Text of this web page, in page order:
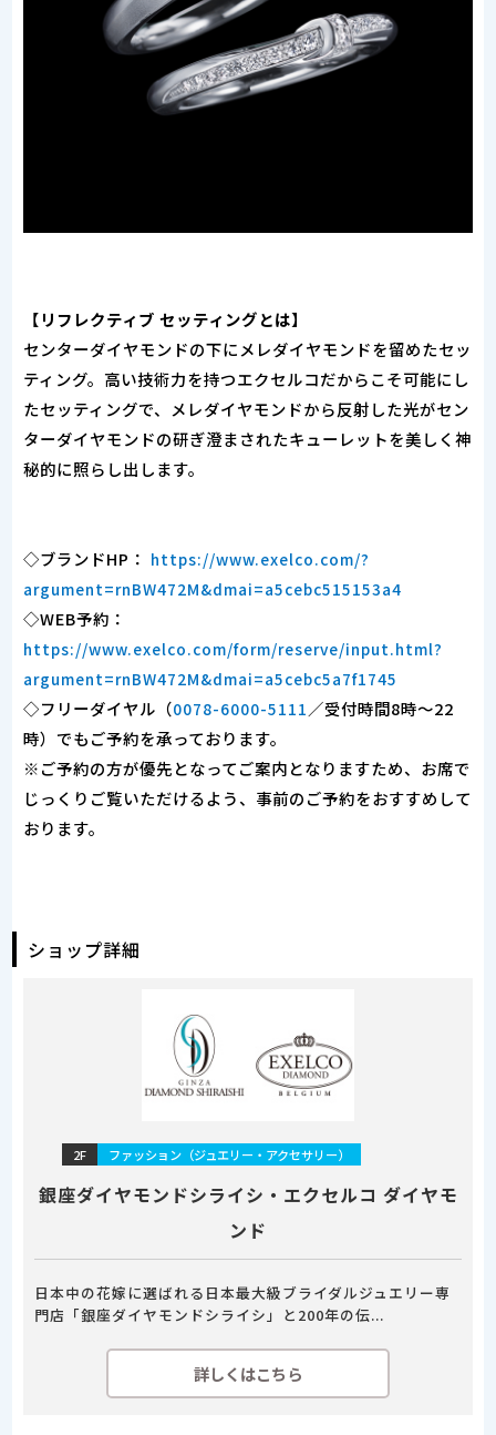
【リフレクティブ セッティングとは】
センターダイヤモンドの下にメレダイヤモンドを留めたセッ
ティング。高い技術力を持つエクセルコだからこそ可能にし
たセッティングで、メレダイヤモンドから反射した光がセン
ターダイヤモンドの研ぎ澄まされたキューレットを美しく神
秘的に照らし出します。
◇ブランドHP： https://www.exelco.com/?
argument=rnBW472M&dmai=a5cebc515153a4
◇WEB予約：
https://www.exelco.com/form/reserve/input.html?
argument=rnBW472M&dmai=a5cebc5a7f1745
◇フリーダイヤル（0078-6000-5111 ／受付時間8時～22
時）でもご予約を承っております。
※ご予約の方が優先となってご案内となりますため、お席で
じっくりご覧いただけるよう、事前のご予約をおすすめして
おります。
ショップ詳細
2F ファッション（ジュエリー・アクセサリー）
銀座ダイヤモンドシライシ・エクセルコ ダイヤモ
ンド
日本中の花嫁に選ばれる日本最大級ブライダルジュエリー専
門店「銀座ダイヤモンドシライシ」と200年の伝...
詳しくはこちら